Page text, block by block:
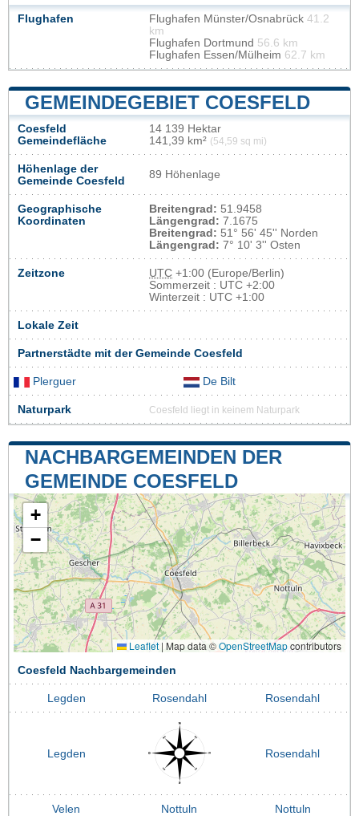
Flughafen Flughafen Münster/Osnabrück 41.2
km
Flughafen Dortmund 56.6 km
Flughafen Essen/Mülheim 62.7 km
GEMEINDEGEBIET COESFELD
Coesfeld
Gemeindefläche
14 139 Hektar
141,39 km² (54,59 sq mi)
Höhenlage der
Gemeinde Coesfeld
89 Höhenlage
Geographische
Koordinaten
Breitengrad: 51.9458
Längengrad: 7.1675
Breitengrad: 51° 56' 45'' Norden
Längengrad: 7° 10' 3'' Osten
Zeitzone UTC +1:00 (Europe/Berlin)
Sommerzeit : UTC +2:00
Winterzeit : UTC +1:00
Lokale Zeit
Partnerstädte mit der Gemeinde Coesfeld
Plerguer De Bilt
Naturpark Coesfeld liegt in keinem Naturpark
NACHBARGEMEINDEN DER
GEMEINDE COESFELD
+
−
Leaflet | Map data ©OpenStreetMapcontributors
Coesfeld Nachbargemeinden
Legden Rosendahl Rosendahl
Legden Rosendahl
Velen Nottuln Nottuln